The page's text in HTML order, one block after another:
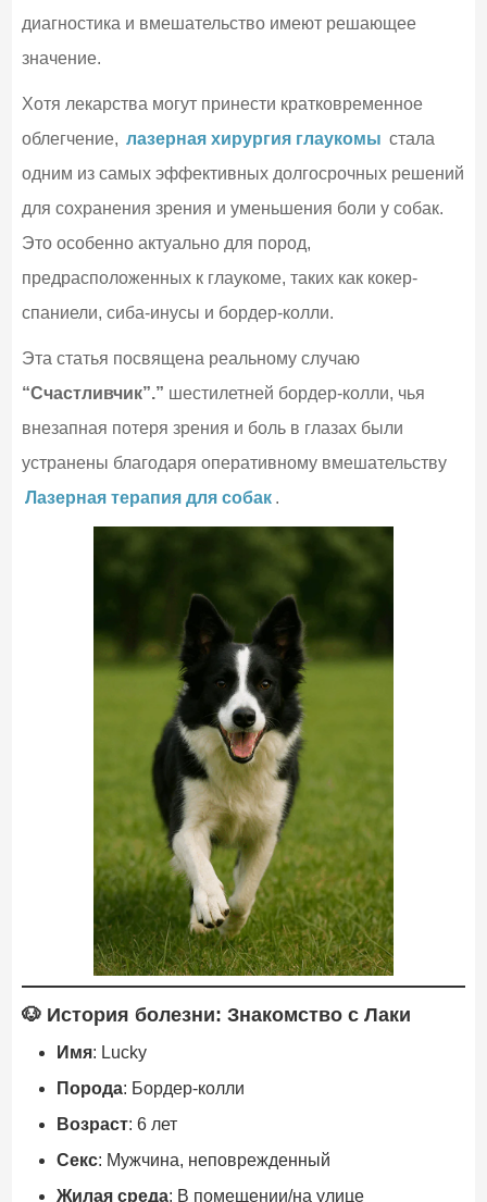
диагностика и вмешательство имеют решающее
значение.
Хотя лекарства могут принести кратковременное
облегчение, лазерная хирургия глаукомы стала
одним из самых эффективных долгосрочных решений
для сохранения зрения и уменьшения боли у собак.
Это особенно актуально для пород,
предрасположенных к глаукоме, таких как кокер-
спаниели, сиба-инусы и бордер-колли.
Эта статья посвящена реальному случаю
“Счастливчик”.” шестилетней бордер-колли, чья
внезапная потеря зрения и боль в глазах были
устранены благодаря оперативному вмешательству
Лазерная терапия для собак .
🐶 История болезни: Знакомство с Лаки
Имя: Lucky
Порода: Бордер-колли
Возраст: 6 лет
Секс: Мужчина, неповрежденный
Жилая среда: В помещении/на улице